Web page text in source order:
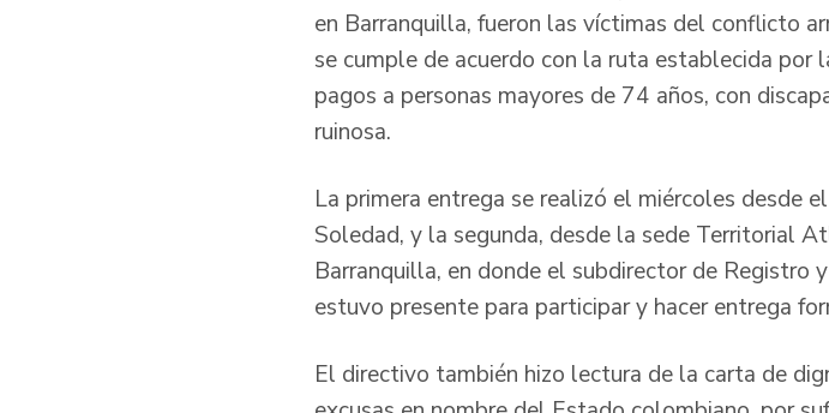
en Barranquilla, fueron las víctimas del conflicto
se cumple de acuerdo con la ruta establecida
pagos a personas mayores de 74 años, con
ruinosa.
La primera entrega se realizó el miércoles desde
Soledad, y la segunda, desde la sede Territorial
Barranquilla, en donde el subdirector de Registro
estuvo presente para participar y hacer entrega
El directivo también hizo lectura de la carta de